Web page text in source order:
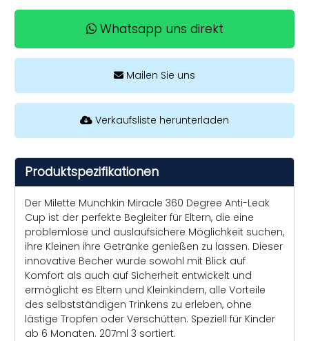
Whatsapp uns direkt
Mailen Sie uns
Verkaufsliste herunterladen
Produktspezifikationen
Der Milette Munchkin Miracle 360 Degree Anti-Leak
Cup ist der perfekte Begleiter für Eltern, die eine
problemlose und auslaufsichere Möglichkeit suchen,
ihre Kleinen ihre Getränke genießen zu lassen. Dieser
innovative Becher wurde sowohl mit Blick auf
Komfort als auch auf Sicherheit entwickelt und
ermöglicht es Eltern und Kleinkindern, alle Vorteile
des selbstständigen Trinkens zu erleben, ohne
lästige Tropfen oder Verschütten. Speziell für Kinder
ab 6 Monaten. 207ml 3 sortiert.